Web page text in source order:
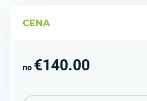
CENA
no €140.00